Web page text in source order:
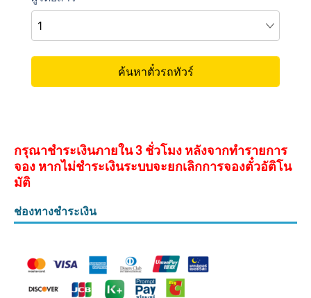
กรุณาชำระเงินภายใน 3 ชั่วโมง หลังจากทำรายการ
จอง หากไม่ชำระเงินระบบจะยกเลิกการจองตั๋วอัติโน
มัติ
ช่องทางชำระเงิน